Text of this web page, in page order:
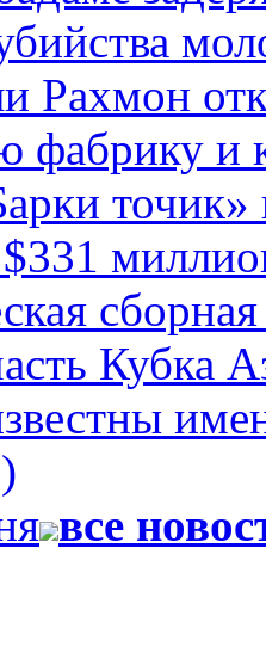
Рахмон
фабрику и
$331
Кубка
все